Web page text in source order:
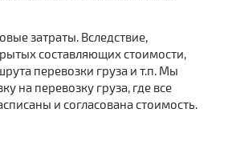
затраты. Вследствие,
составляющих стоимости,
перевозки груза и т.п. Мы
на перевозку груза, где все
и согласована стоимость.